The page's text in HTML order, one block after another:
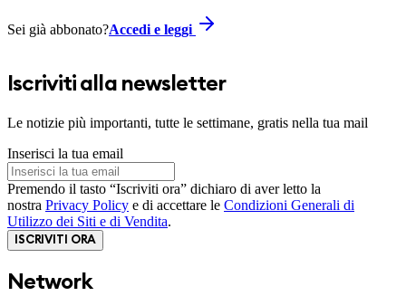
Sei già abbonato?Accedi e leggi
Iscriviti alla newsletter
Le notizie più importanti, tutte le settimane, gratis nella tua mail
Inserisci la tua email
Premendo il tasto “Iscriviti ora” dichiaro di aver letto la
nostra Privacy Policy e di accettare le Condizioni Generali di
Utilizzo dei Siti e di Vendita.
ISCRIVITI ORA
Network